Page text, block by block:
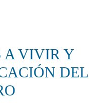
A VIVIR Y
DEL